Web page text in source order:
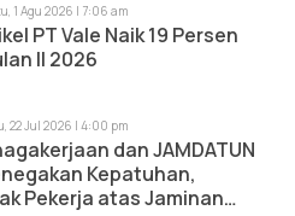
1 Agu 2026 | 7:06 am
PT Vale Naik 19 Persen
II 2026
22 Jul 2026 | 4:00 pm
dan JAMDATUN
Kepatuhan,
Pekerja atas Jaminan